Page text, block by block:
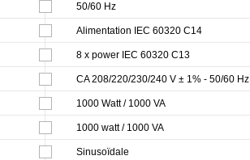
50/60 Hz
Alimentation IEC 60320 C14
8 x power IEC 60320 C13
CA 208/220/230/240 V ± 1% - 50/60 Hz
1000 Watt / 1000 VA
1000 watt / 1000 VA
Sinusoïdale